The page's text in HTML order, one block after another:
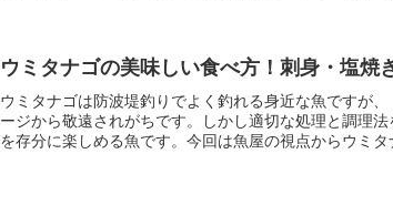
ウミタナゴの美味しい食べ方！刺身・塩焼
ウミタナゴは防波堤釣りでよく釣れる身近な魚ですが
ージから敬遠されがちです。しかし適切な処理と調理
を存分に楽しめる魚です。今回は魚屋の視点からウミ